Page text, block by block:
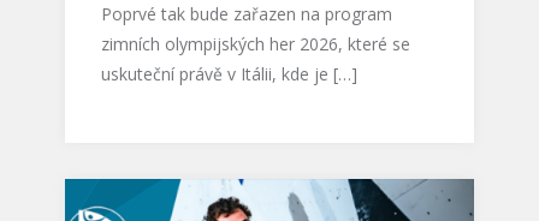
Poprvé tak bude zařazen na program
zimních olympijských her 2026, které se
uskuteční právě v Itálii, kde je […]